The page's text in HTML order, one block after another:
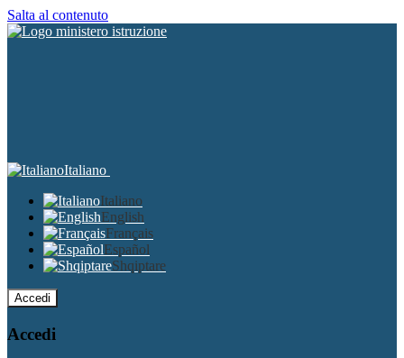
Salta al contenuto
Italiano
Italiano
English
Français
Español
Shqiptare
Accedi
Accedi